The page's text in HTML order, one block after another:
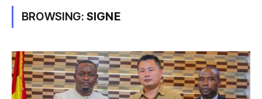
BROWSING: SIGNE